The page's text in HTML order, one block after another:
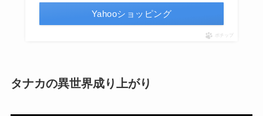
Yahooショッピング
ポチップ
タナカの異世界成り上がり